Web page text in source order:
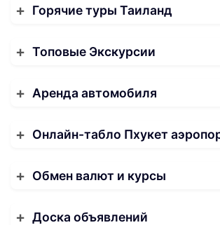
Горячие туры Таиланд
Топовые Экскурсии
Аренда автомобиля
Онлайн-табло Пхукет
Обмен валют и курсы
Доска объявлений